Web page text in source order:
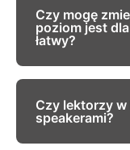
Czy mogę
poziom jest
łatwy?
Czy lektorzy w
speakerami?